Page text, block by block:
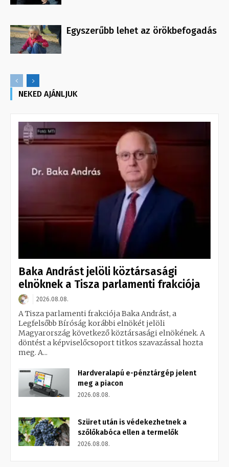
Egyszerűbb lehet az örökbefogadás
NEKED AJÁNLJUK
Baka Andrást jelöli köztársasági
elnöknek a Tisza parlamenti frakciója
2026.08.08.
A Tisza parlamenti frakciója Baka Andrást, a
Legfelsőbb Bíróság korábbi elnökét jelöli
Magyarország következő köztársasági elnökének. A
döntést a képviselőcsoport titkos szavazással hozta
meg. A...
Hardveralapú e-pénztárgép jelent
meg a piacon
2026.08.08.
Szüret után is védekezhetnek a
szőlőkabóca ellen a termelők
2026.08.08.